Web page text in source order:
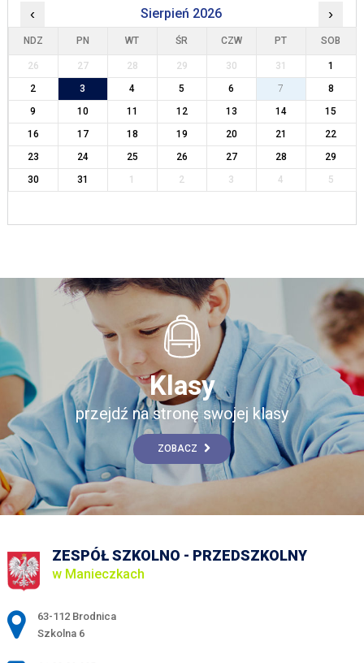
‹ Sierpień 2026 ›
NDZ PN WT ŚR CZW PT SOB
26 27 28 29 30 31
1
2
3 4 5 6 7
8
9
10 11 12 13 14
15
16
17 18 19 20 21
22
23
24 25 26 27 28
29
30
31 1 2 3 4 5
Klasy
przejdź na stronę swojej klasy
ZOBACZ
ZESPÓŁ SZKOLNO - PRZEDSZKOLNY
w Manieczkach
Adres pocztowy:
63-112 Brodnica
Szkolna 6